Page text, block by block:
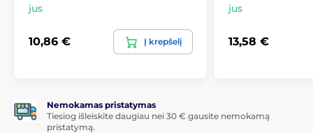
jus
10,86 € Į krepšelį
jus
13,58 €
Nemokamas pristatymas
Tiesiog išleiskite daugiau nei 30 € gausite nemokamą
pristatymą.